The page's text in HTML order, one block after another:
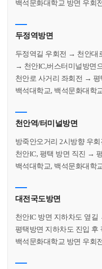
백석문화대학교 방면 우회전
두정역방면
두정역길 우회전 → 천안대
→ 천안IC,버스터미널방면
천안로 사거리 좌회전 →
백석대학교, 백석문화대학
천안역/터미널방면
방죽안오거리 2시방향 우
천안IC, 평택 방면 직진 →
백석대학교, 백석문화대학
대전국도방면
천안IC 방면 지하차도 옆
평택방면 지하차도 진입
백석문화대학교 방면 우회전